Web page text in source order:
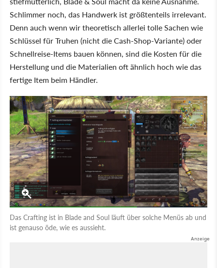
Schlimmer noch, das Handwerk ist größtenteils irrelevant.
Denn auch wenn wir theoretisch allerlei tolle Sachen wie
Schlüssel für Truhen (nicht die Cash-Shop-Variante) oder
Schnellreise-Items bauen können, sind die Kosten für die
Herstellung und die Materialien oft ähnlich hoch wie das
fertige Item beim Händler.
Das Crafting ist in Blade and Soul läuft über solche Menüs ab und
ist genauso öde, wie es aussieht.